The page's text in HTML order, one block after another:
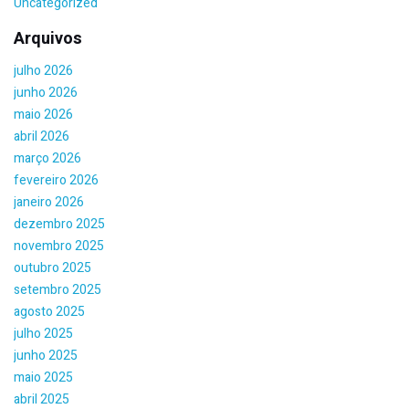
Arquivos
julho 2026
junho 2026
maio 2026
abril 2026
março 2026
fevereiro 2026
janeiro 2026
dezembro 2025
novembro 2025
outubro 2025
setembro 2025
agosto 2025
julho 2025
junho 2025
maio 2025
abril 2025